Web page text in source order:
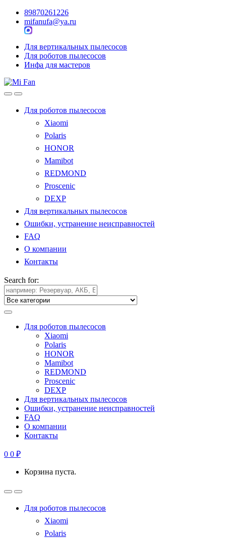
89870261226
mifanufa@ya.ru
Для вертикальных пылесосов
Для роботов пылесосов
Инфа для мастеров
Для роботов пылесосов
Xiaomi
Polaris
HONOR
Mamibot
REDMOND
Proscenic
DEXP
Для вертикальных пылесосов
Ошибки, устранение неисправностей
FAQ
О компании
Контакты
Search for:
Для роботов пылесосов
Xiaomi
Polaris
HONOR
Mamibot
REDMOND
Proscenic
DEXP
Для вертикальных пылесосов
Ошибки, устранение неисправностей
FAQ
О компании
Контакты
0 0 ₽
Корзина пуста.
Для роботов пылесосов
Xiaomi
Polaris